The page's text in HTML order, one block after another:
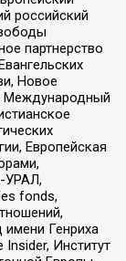
российский
партнерство
Новое
Международный
Европейская
УРАЛ,
fonds,
Генриха
Insider, Институт